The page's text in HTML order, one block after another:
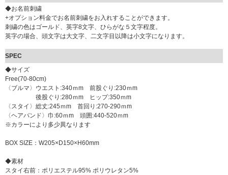
◆お名前刺繍
+オプション料金でお名前刺繍をお入れすることができます。
刺繍の色はゴールド、英字8文字、ひらがな５文字程度。
英字の場合、頭文字は大文字、二文字目以降は小文字になります。
SPEC
◆サイズ
Free(70-80cm)
〈ブルマ〉ウエスト:340ｍm 前股ぐり:230ｍm
後股ぐり:280ｍm ヒップ:350ｍm
〈スタイ〉総丈:245ｍm 首回り:270-290ｍm
〈ヘアバンド〉巾:60ｍm 頭囲:440-520ｍm
※カラーにより多少異なります
BOX SIZE：W205×D150×H60mm
◆素材
スタイ右前：ポリエステル95% ポリウレタン5%